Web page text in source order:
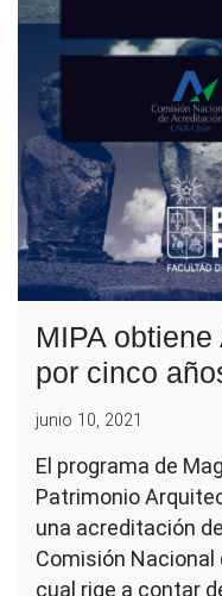
MIPA
por cinco
junio 10, 2021
El programa de
Patrimonio
una acreditación
Comisión Nacional
cual rige a contar